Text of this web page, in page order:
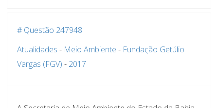
# Questão 247948
Atualidades - Meio Ambiente - Fundação Getúlio
Vargas (FGV) - 2017